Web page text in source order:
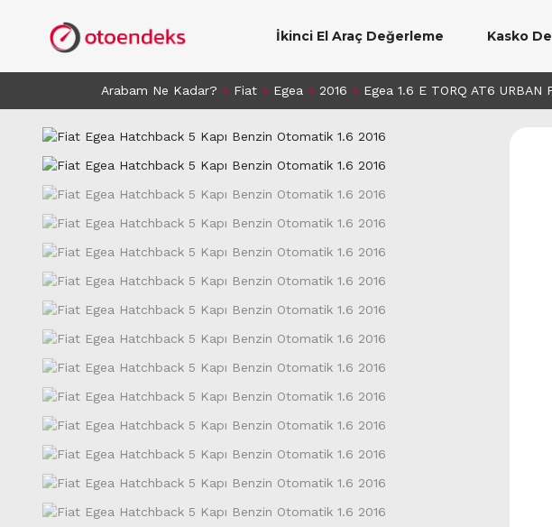
İkinci El Araç Değerleme Kasko
Arabam Ne Kadar? > Fiat > Egea > 2016 > Egea 1.6 E TORQ AT6